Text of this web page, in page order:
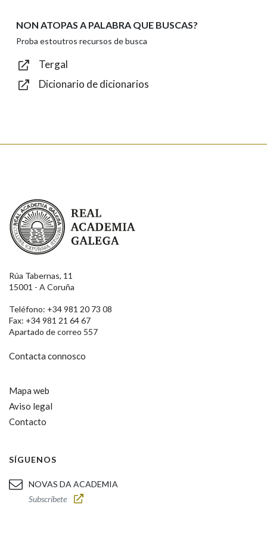
Texto de verificación
NON ATOPAS A PALABRA QUE BUSCAS?
Proba estoutros recursos de busca
Tergal
Dicionario de dicionarios
Real Academia Galega
Rúa Tabernas, 11
15001 - A Coruña
Teléfono: +34 981 20 73 08
Fax: +34 981 21 64 67
Apartado de correo 557
Contacta connosco
Mapa web
Aviso legal
Contacto
SÍGUENOS
NOVAS DA ACADEMIA
Subscríbete